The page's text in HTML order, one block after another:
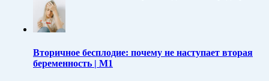
Вторичное бесплодие: почему не наступает вторая
беременность | M1